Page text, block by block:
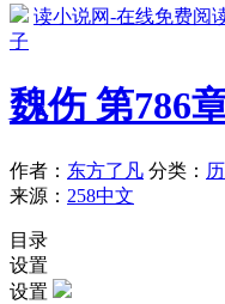
读小说网-在线免费阅
子
魏伤 第786
作者： 东方了凡 分类：
来源： 258中文
目录
设置
设置